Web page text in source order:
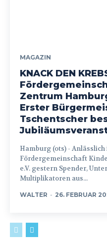
MAGAZIN
KNACK DEN
Zentrum
Erster
Tschentscher
Hamburg (ots) - Anlässlich ihres 50. Jubiläums lud die
Fördergemeinschaft
e.V. gestern Spender,
Multiplikatoren aus...
WALTER - 26. FEBRUAR